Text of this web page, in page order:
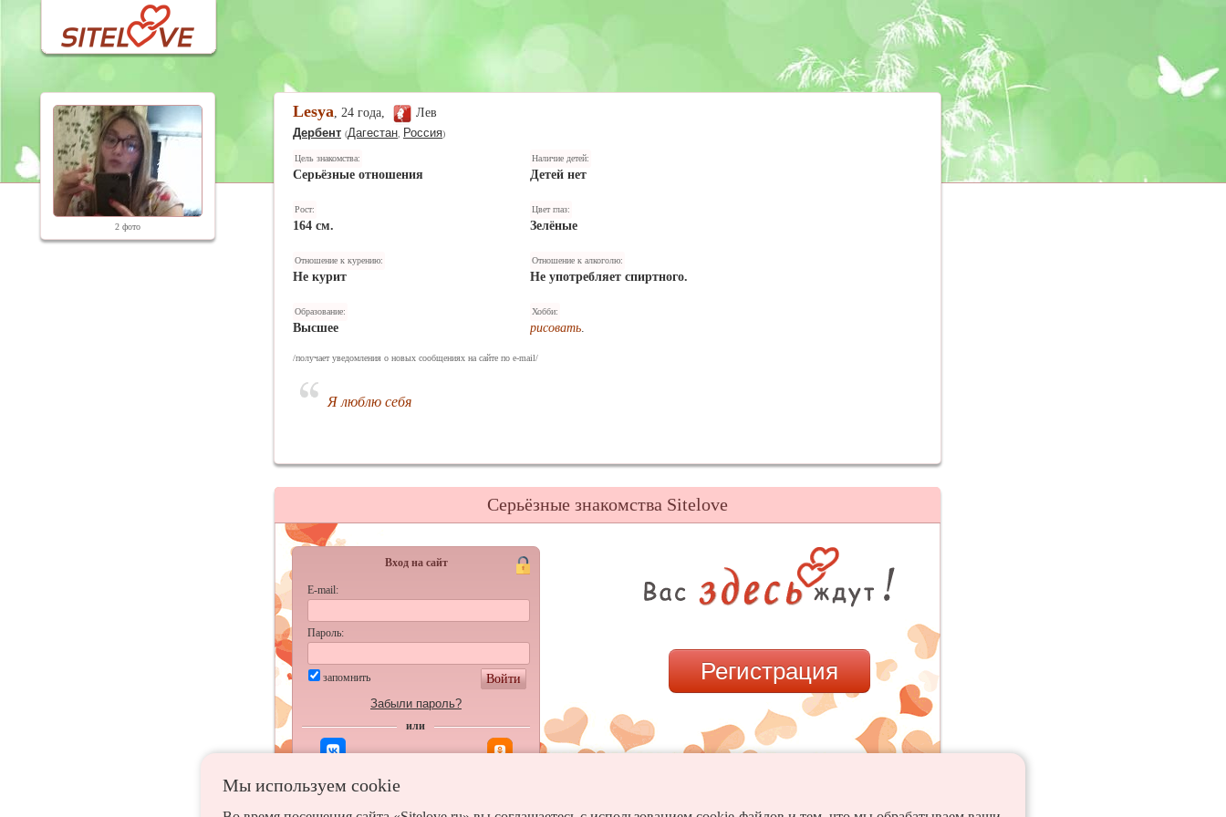
2 фото
Lesya, 24 года,
Лев
Дербент (Дагестан Россия)
Цель знакомства:
Серьёзные отношения
Наличие детей:
Детей нет
Рост:
164 см.
Цвет глаз:
Зелёные
Отношение к курению:
Не курит
Отношение к алкоголю:
Не употребляет спиртного.
Образование:
Высшее
Хобби:
рисовать.
/получает уведомления о новых сообщениях на сайте по e-mail/
Я люблю себя
Мы используем сookie
Серьёзные знакомства Sitelove
Вход на сайт
E-mail:
Пароль:
запомнить
Войти
Забыли пароль?
или
Регистрация